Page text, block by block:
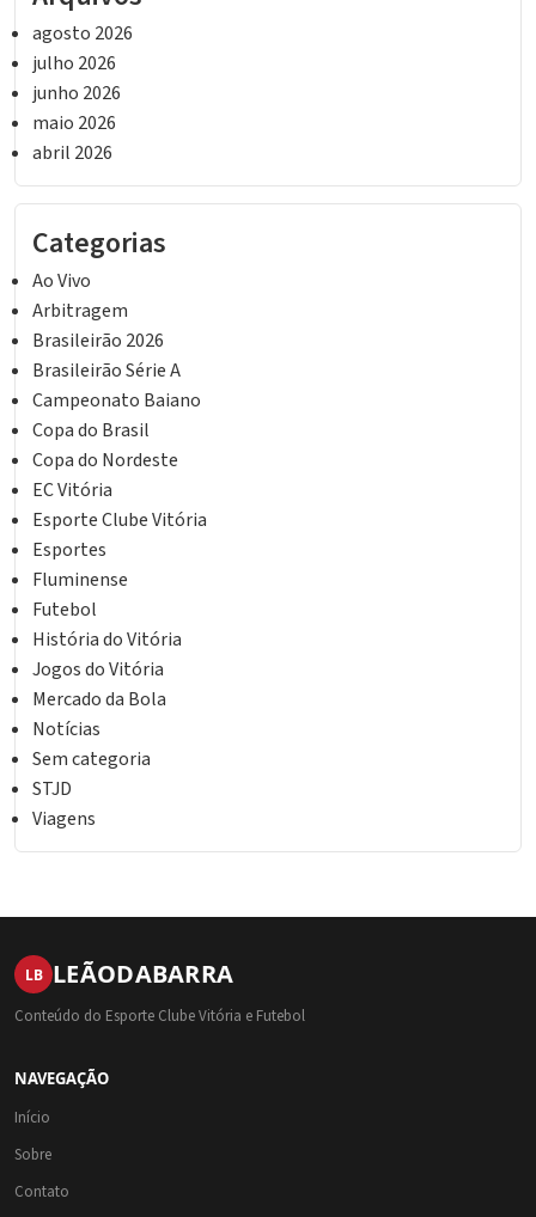
agosto 2026
julho 2026
junho 2026
maio 2026
abril 2026
Categorias
Ao Vivo
Arbitragem
Brasileirão 2026
Brasileirão Série A
Campeonato Baiano
Copa do Brasil
Copa do Nordeste
EC Vitória
Esporte Clube Vitória
Esportes
Fluminense
Futebol
História do Vitória
Jogos do Vitória
Mercado da Bola
Notícias
Sem categoria
STJD
Viagens
LB LEÃODABARRA
Conteúdo do Esporte Clube Vitória e Futebol
NAVEGAÇÃO
Início
Sobre
Contato